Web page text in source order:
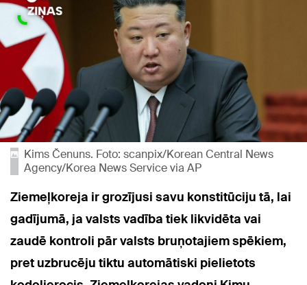
Kims Čenuns. Foto: scanpix/Korean Central News
Agency/Korea News Service via AP
Ziemeļkoreja ir grozījusi savu konstitūciju tā, lai
gadījumā, ja valsts vadība tiek likvidēta vai
zaudē kontroli pār valsts bruņotajiem spēkiem,
pret uzbrucēju tiktu automātiski pielietots